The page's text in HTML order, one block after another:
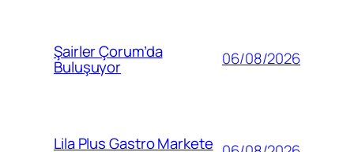
Şairler Çorum’da
Buluşuyor 06/08/2026
Lila Plus Gastro Markete